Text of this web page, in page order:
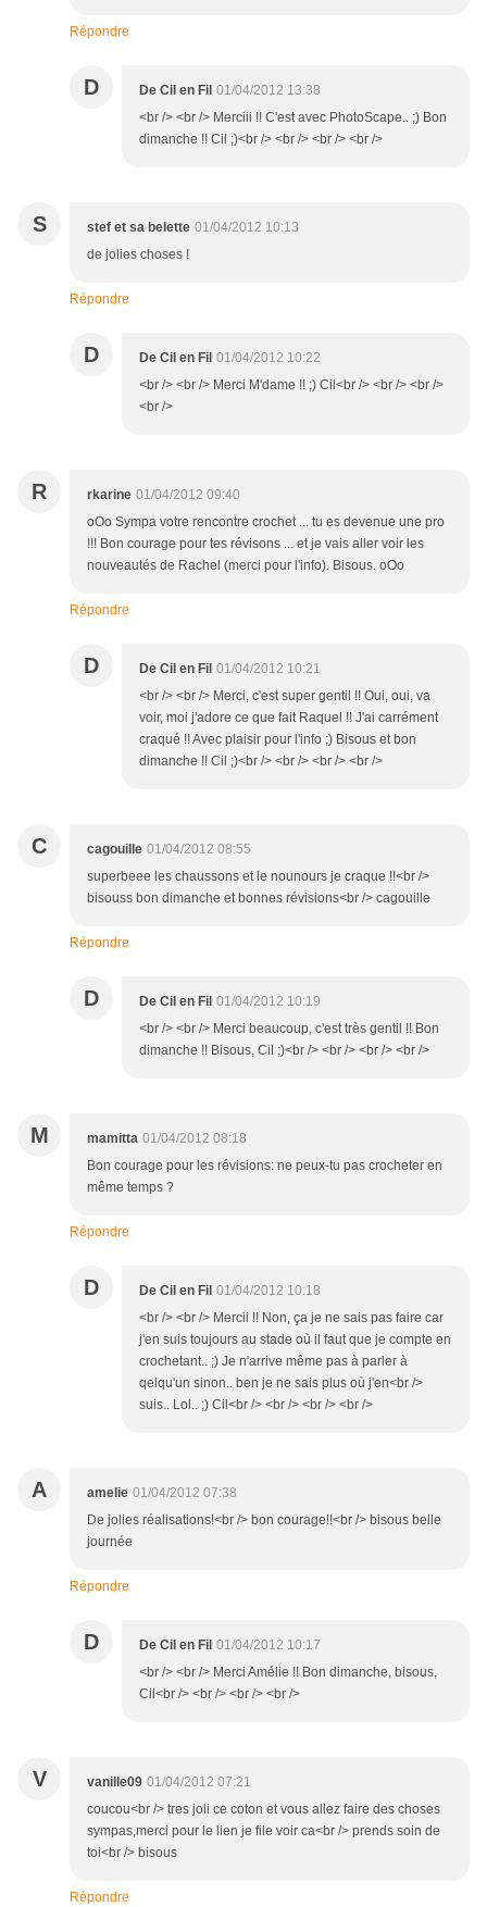
Répondre
D De Cil en Fil 01/04/2012 13:38
<br /> <br /> Merciii !! C'est avec PhotoScape.. ;) Bon
dimanche !! Cil ;)<br /> <br /> <br /> <br />
S stef et sa belette 01/04/2012 10:13
de jolies choses !
Répondre
D De Cil en Fil 01/04/2012 10:22
<br /> <br /> Merci M'dame !! ;) Cil<br /> <br /> <br />
<br />
R rkarine 01/04/2012 09:40
oOo Sympa votre rencontre crochet ... tu es devenue une pro
!!! Bon courage pour tes révisons ... et je vais aller voir les
nouveautés de Rachel (merci pour l'info). Bisous. oOo
Répondre
D De Cil en Fil 01/04/2012 10:21
<br /> <br /> Merci, c'est super gentil !! Oui, oui, va
voir, moi j'adore ce que fait Raquel !! J'ai carrément
craqué !! Avec plaisir pour l'info ;) Bisous et bon
dimanche !! Cil ;)<br /> <br /> <br /> <br />
C cagouille 01/04/2012 08:55
superbeee les chaussons et le nounours je craque !!<br />
bisouss bon dimanche et bonnes révisions<br /> cagouille
Répondre
D De Cil en Fil 01/04/2012 10:19
<br /> <br /> Merci beaucoup, c'est très gentil !! Bon
dimanche !! Bisous, Cil ;)<br /> <br /> <br /> <br />
M mamitta 01/04/2012 08:18
Bon courage pour les révisions: ne peux-tu pas crocheter en
même temps ?
Répondre
D De Cil en Fil 01/04/2012 10:18
<br /> <br /> Mercii !! Non, ça je ne sais pas faire car
j'en suis toujours au stade où il faut que je compte en
crochetant.. ;) Je n'arrive même pas à parler à
qelqu'un sinon.. ben je ne sais plus où j'en<br />
suis.. Lol.. ;) Cil<br /> <br /> <br /> <br />
A amelie 01/04/2012 07:38
De jolies réalisations!<br /> bon courage!!<br /> bisous belle
journée
Répondre
D De Cil en Fil 01/04/2012 10:17
<br /> <br /> Merci Amélie !! Bon dimanche, bisous,
Cil<br /> <br /> <br /> <br />
V vanille09 01/04/2012 07:21
coucou<br /> tres joli ce coton et vous allez faire des choses
sympas,merci pour le lien je file voir ca<br /> prends soin de
toi<br /> bisous
Répondre